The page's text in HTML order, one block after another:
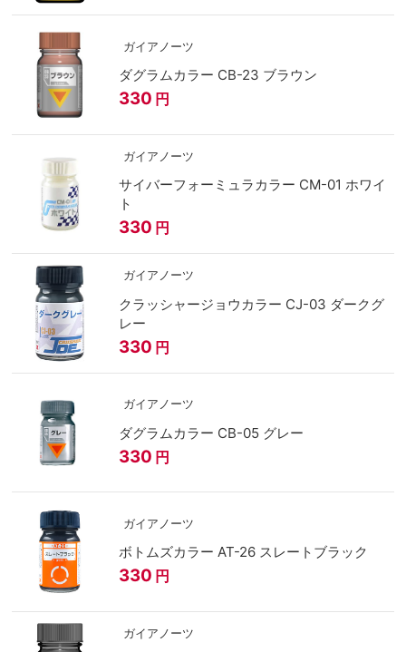
ガイアノーツ
ダグラムカラー CB-23 ブラウン
330 円
ガイアノーツ
サイバーフォーミュラカラー CM-01 ホワイ
ト
330 円
ガイアノーツ
クラッシャージョウカラー CJ-03 ダークグ
レー
330 円
ガイアノーツ
ダグラムカラー CB-05 グレー
330 円
ガイアノーツ
ボトムズカラー AT-26 スレートブラック
330 円
ガイアノーツ